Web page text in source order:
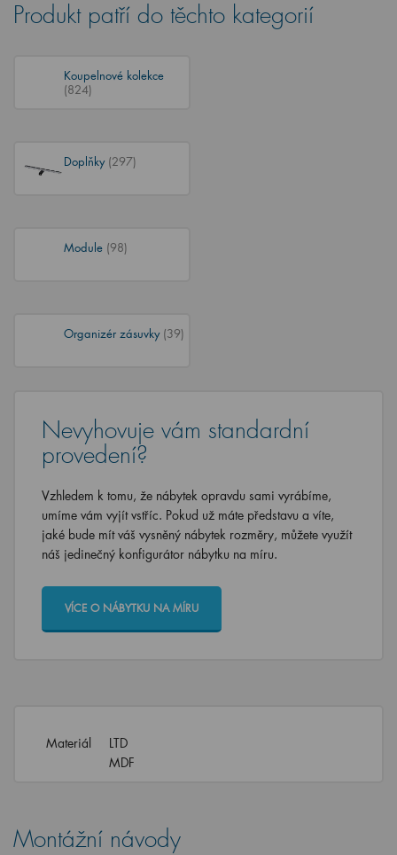
Produkt patří do těchto kategorií
Koupelnové kolekce
(824)
Doplňky (297)
Module (98)
Organizér zásuvky (39)
Nevyhovuje vám standardní
provedení?
Vzhledem k tomu, že nábytek opravdu sami vyrábíme,
umíme vám vyjít vstříc. Pokud už máte představu a víte,
jaké bude mít váš vysněný nábytek rozměry, můžete využít
náš jedinečný konfigurátor nábytku na míru.
VÍCE O NÁBYTKU NA MÍRU
Materiál
LTD
MDF
Montážní návody